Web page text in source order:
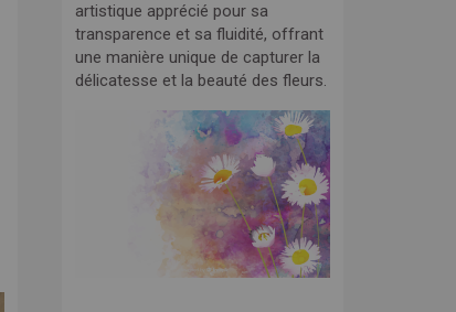
artistique apprécié pour sa
transparence et sa fluidité, offrant
une manière unique de capturer la
délicatesse et la beauté des fleurs.